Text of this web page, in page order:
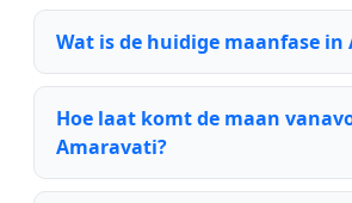
Wat is de huidige maanfase in
Hoe laat komt de maan
Amaravati?